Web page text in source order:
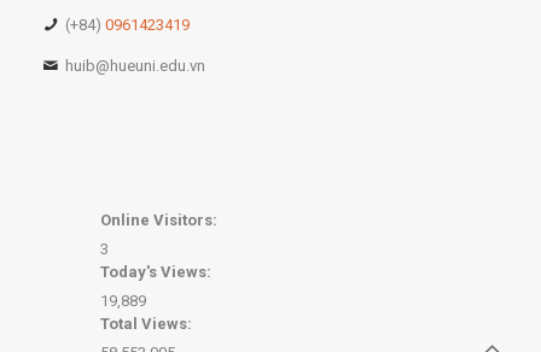
(+84)0961423419
huib@hueuni.edu.vn
Online Visitors:
3
Today's Views:
19,889
Total Views: